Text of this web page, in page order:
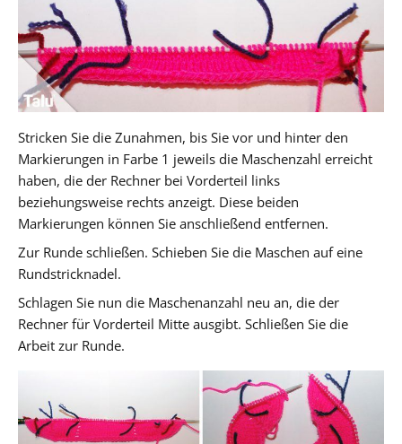
Stricken Sie die Zunahmen, bis Sie vor und hinter den
Markierungen in Farbe 1 jeweils die Maschenzahl erreicht
haben, die der Rechner bei Vorderteil links
beziehungsweise rechts anzeigt. Diese beiden
Markierungen können Sie anschließend entfernen.
Zur Runde schließen. Schieben Sie die Maschen auf eine
Rundstricknadel.
Schlagen Sie nun die Maschenanzahl neu an, die der
Rechner für Vorderteil Mitte ausgibt. Schließen Sie die
Arbeit zur Runde.